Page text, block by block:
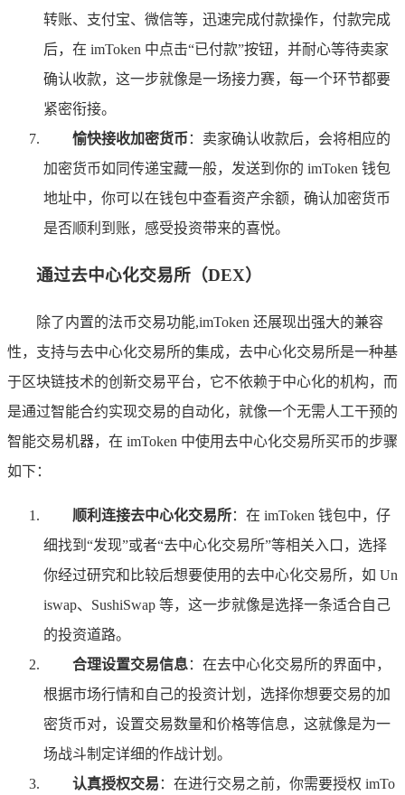
转账、支付宝、微信等，迅速完成付款操作，付款完成
后，在 imToken 中点击“已付款”按钮，并耐心等待卖家
确认收款，这一步就像是一场接力赛，每一个环节都要
紧密衔接。
愉快接收加密货币 ：卖家确认收款后，会将相应的
加密货币如同传递宝藏一般，发送到你的 imToken 钱包
地址中，你可以在钱包中查看资产余额，确认加密货币
是否顺利到账，感受投资带来的喜悦。
通过去中心化交易所（DEX）
除了内置的法币交易功能,imToken 还展现出强大的兼容
性，支持与去中心化交易所的集成，去中心化交易所是一种基
于区块链技术的创新交易平台，它不依赖于中心化的机构，而
是通过智能合约实现交易的自动化，就像一个无需人工干预的
智能交易机器，在 imToken 中使用去中心化交易所买币的步骤
如下：
顺利连接去中心化交易所：在 imToken 钱包中，仔
细找到“发现”或者“去中心化交易所”等相关入口，选择
你经过研究和比较后想要使用的去中心化交易所，如 Un
iswap、SushiSwap 等，这一步就像是选择一条适合自己
的投资道路。
合理设置交易信息：在去中心化交易所的界面中，
根据市场行情和自己的投资计划，选择你想要交易的加
密货币对，设置交易数量和价格等信息，这就像是为一
场战斗制定详细的作战计划。
认真授权交易 ：在进行交易之前，你需要授权 imTo